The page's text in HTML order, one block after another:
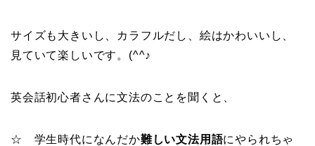
サイズも大きいし、カラフルだし、絵はかわいいし、
見ていて楽しいです。(^^♪
英会話初心者さんに文法のことを聞くと、
☆ 学生時代になんだか難しい文法用語にやられちゃ